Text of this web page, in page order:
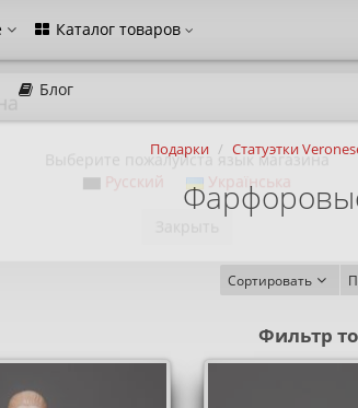
Каталог товаров
Блог
Подарки Статуэтки
Сортировать
Выберите пожалуйста язык магазина
Русский
Українська
Фильтр